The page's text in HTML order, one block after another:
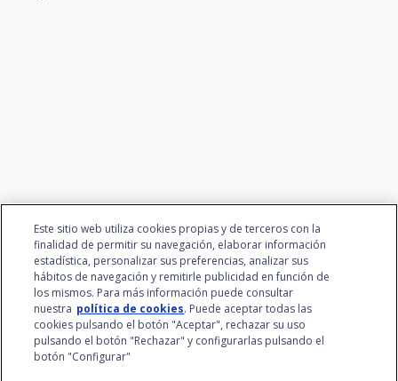
Este sitio web utiliza cookies propias y de terceros con la
finalidad de permitir su navegación, elaborar información
estadística, personalizar sus preferencias, analizar sus
hábitos de navegación y remitirle publicidad en función de
los mismos. Para más información puede consultar
nuestra política de cookies. Puede aceptar todas las
cookies pulsando el botón "Aceptar", rechazar su uso
pulsando el botón "Rechazar" y configurarlas pulsando el
botón "Configurar"